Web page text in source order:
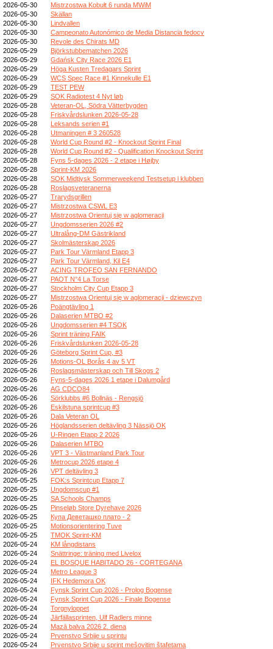
2026-05-30
Mistrzostwa Kobułt 6 runda MWiM
2026-05-30
Skällan
2026-05-30
Lindvallen
2026-05-30
Campeonato Autonómico de Media Distancia fedocv
2026-05-30
Revole des Chirats MD
2026-05-29
Björkstubbematchen 2026
2026-05-29
Gdańsk City Race 2026 E1
2026-05-29
Höga Kusten Tredagars Sprint
2026-05-29
WCS Spec Race #1 Kinnekulle E1
2026-05-29
TEST PEW
2026-05-29
SOK Radiotest 4 Nyt løb
2026-05-28
Veteran-OL, Södra Vätterbygden
2026-05-28
Friskvårdslunken 2026-05-28
2026-05-28
Leksands serien #1
2026-05-28
Utmaningen # 3 260528
2026-05-28
World Cup Round #2 - Knockout Sprint Final
2026-05-28
World Cup Round #2 - Qualification Knockout Sprint
2026-05-28
Fyns 5-dages 2026 - 2 etape i Højby
2026-05-28
Sprint-KM 2026
2026-05-28
SOK Midtjysk Sommerweekend Testsetup i klubben
2026-05-28
Roslagsveteranerna
2026-05-27
Trarydsgrillen
2026-05-27
Mistrzostwa CSWL E3
2026-05-27
Mistrzostwa Orientuj się w aglomeracji
2026-05-27
Ungdomsserien 2026 #2
2026-05-27
Ultralång-DM Gästrikland
2026-05-27
Skolmästerskap 2026
2026-05-27
Park Tour Värmland Etapp 3
2026-05-27
Park Tour Värmland, Kil E4
2026-05-27
ACING TROFEO SAN FERNANDO
2026-05-27
PAOT N°4 La Torse
2026-05-27
Stockholm City Cup Etapp 3
2026-05-27
Mistrzostwa Orientuj się w aglomeracji - dziewczyn
2026-05-26
Poängtävling 1
2026-05-26
Dalaserien MTBO #2
2026-05-26
Ungdomsserien #4 TSOK
2026-05-26
Sprint träning FAIK
2026-05-26
Friskvårdslunken 2026-05-28
2026-05-26
Göteborg Sprint Cup, #3
2026-05-26
Motions-OL Borås 4 av 5 VT
2026-05-26
Roslagsmästerskap och Till Skogs 2
2026-05-26
Fyns-5-dages 2026 1 etape i Dalumgård
2026-05-26
AG CDCO84
2026-05-26
Sörklubbs #6 Bollnäs - Rengsjö
2026-05-26
Eskilstuna sprintcup #3
2026-05-26
Dala Veteran OL
2026-05-26
Höglandsserien deltävling 3 Nässjö OK
2026-05-26
U-Ringen Etapp 2 2026
2026-05-26
Dalaserien MTBO
2026-05-26
VPT 3 - Västmanland Park Tour
2026-05-26
Metrocup 2026 etape 4
2026-05-26
VPT deltävling 3
2026-05-25
FOK:s Sprintcup Etapp 7
2026-05-25
Ungdomscup #1
2026-05-25
SA Schools Champs
2026-05-25
Pinseløb Store Dyrehave 2026
2026-05-25
Купа Деветашко плато - 2
2026-05-25
Motionsorientering Tuve
2026-05-25
TMOK Sprint-KM
2026-05-24
KM långdistans
2026-05-24
Snättringe: träning med Livelox
2026-05-24
EL BOSQUE HABITADO 26 - CORTEGANA
2026-05-24
Metro League 3
2026-05-24
IFK Hedemora OK
2026-05-24
Fynsk Sprint Cup 2026 - Prolog Bogense
2026-05-24
Fynsk Sprint Cup 2026 - Finale Bogense
2026-05-24
Torgnyloppet
2026-05-24
Järfällasprinten, Ulf Radlers minne
2026-05-24
Mazā balva 2026 2. diena
2026-05-24
Prvenstvo Srbije u sprintu
2026-05-24
Prvenstvo Srbije u sprint mešovitim štafetama